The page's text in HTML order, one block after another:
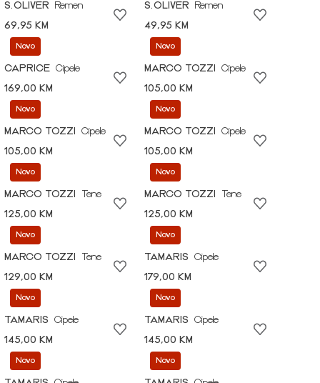
S.OLIVER
Remen
69,95 KM
S.OLIVER
Remen
49,95 KM
Novo
CAPRICE Cipele
169,00 KM
Novo
MARCO TOZZI
Cipele
105,00 KM
Novo
MARCO TOZZI
Cipele
105,00 KM
Novo
MARCO TOZZI
Cipele
105,00 KM
Novo
MARCO TOZZI
Tene
125,00 KM
Novo
MARCO TOZZI
Tene
125,00 KM
Novo
MARCO TOZZI
Tene
129,00 KM
Novo
TAMARIS
Cipele
179,00 KM
Novo
TAMARIS
Cipele
145,00 KM
Novo
TAMARIS
Cipele
145,00 KM
Novo Novo